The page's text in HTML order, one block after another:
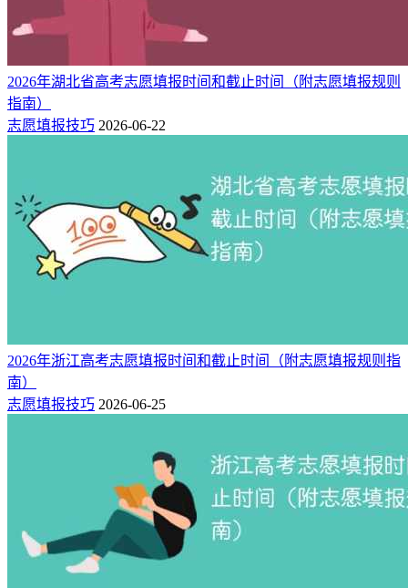
2026年湖北省高考志愿填报时间和截止时间（附志愿填报规则
指南）
志愿填报技巧 2026-06-22
2026年浙江高考志愿填报时间和截止时间（附志愿填报规则指
南）
志愿填报技巧 2026-06-25